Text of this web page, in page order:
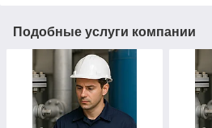
Подобные услуги компании